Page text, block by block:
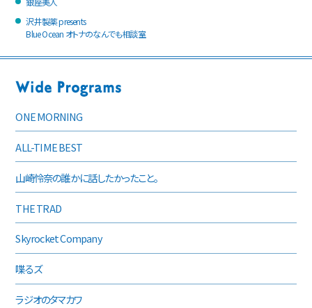
沢井製薬 presents
Blue Ocean オトナのなんでも相談室
ONE MORNING
ALL-TIME BEST
山崎怜奈の誰かに話したかったこと。
THE TRAD
Skyrocket Company
喋るズ
ラジオのタマカワ